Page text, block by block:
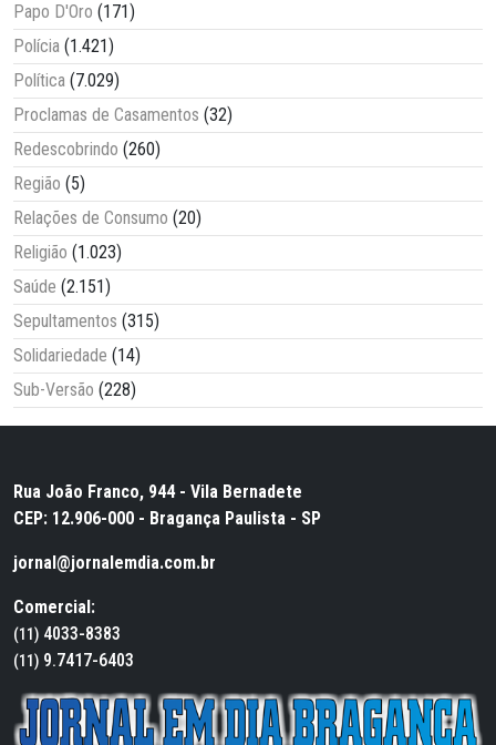
Papo D'Oro (171)
Polícia (1.421)
Política (7.029)
Proclamas de Casamentos (32)
Redescobrindo (260)
Região (5)
Relações de Consumo (20)
Religião (1.023)
Saúde (2.151)
Sepultamentos (315)
Solidariedade (14)
Sub-Versão (228)
Rua João Franco, 944 - Vila Bernadete
CEP: 12.906-000 - Bragança Paulista - SP
jornal@jornalemdia.com.br
Comercial:
(11) 4033-8383
(11) 9.7417-6403